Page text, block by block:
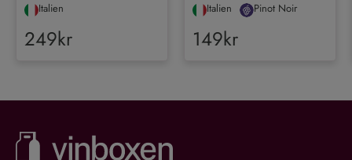
Italien
249kr
Italien Pinot Noir
149kr